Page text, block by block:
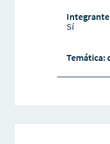
Sí
Temática: